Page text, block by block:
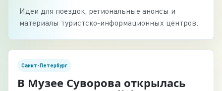
Идеи для поездок, региональные анонсы и
материалы туристско-информационных центров.
Санкт-Петербург
В Музее Суворова открылась